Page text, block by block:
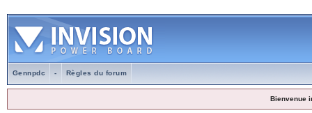
Gennpdc - Règles du forum
Bienvenue